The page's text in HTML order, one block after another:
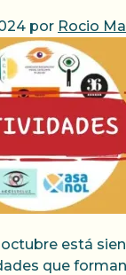
por Rocio
está
que